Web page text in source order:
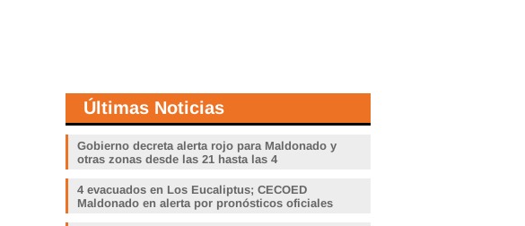
Últimas Noticias
Gobierno decreta alerta rojo para Maldonado y
otras zonas desde las 21 hasta las 4
4 evacuados en Los Eucaliptus; CECOED
Maldonado en alerta por pronósticos oficiales